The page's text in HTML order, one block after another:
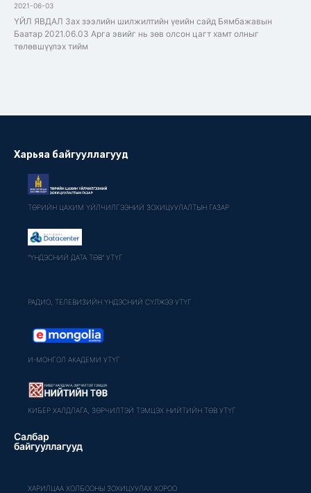
2021-06-03
ҮЙЛ ЯВДАЛ Зах зээлийн шилжилтийн үеийн сайд Бямбажавын
Баатар 2021.06.03 Арга эвийг нь зөв олсон цагт хамт олныг
төлөвшүүлэх тийм
Харьяа байгууллагууд
ТӨРИЙН ЦАХИМ ҮЙЛЧИЛГЭЭНИЙ ЗОХИЦУУЛАЛТЫН ГАЗАР
"ҮНДЭСНИЙ ДАТА ТӨВ" УТҮГ
РАДИО, ТЕЛЕВИЗИЙН ҮНДЭСНИЙ СҮЛЖЭЭ УТҮГ
И-МОНГОЛ АКАДЕМИ УТҮГ
КИБЕР ХАЛДЛАГА, ЗӨРЧИЛТЭЙ ТЭМЦЭХ НИЙТИЙН ТӨВ УТҮГ
Салбар
байгууллагууд
ХАРИЛЦАА ХОЛБООНЫ ЗОХИЦУУЛАХ ХОРОО